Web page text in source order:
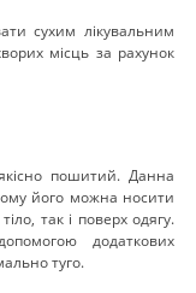
сухим лікувальним
місць за рахунок
пошитий. Данна
його можна носити
так і поверх одягу.
додаткових
туго.